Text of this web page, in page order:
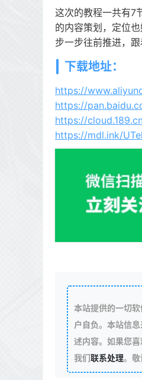
这次的教程一共有7
的内容策划，定位
步一步往前推进，
下载地址：
https://
https://
https://
https://mdl.ink/
本站提供的一切
户自负。本站信
述内容。如果您
我们联系处理。